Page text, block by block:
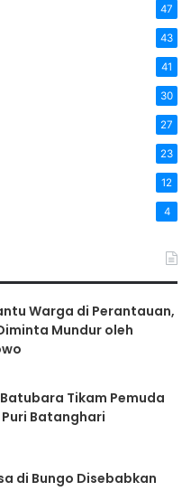
47
43
41
30
27
23
12
4
Warga di Perantauan,
Mundur oleh
Tikam Pemuda
Batanghari
di Bungo Disebabkan